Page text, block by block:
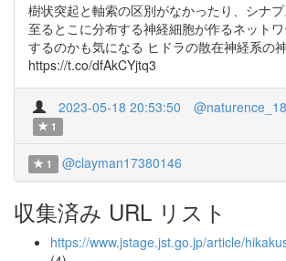
樹状突起と軸索の区別がなかったり、シナ
至るとこに分布する神経細胞が作るネット
するのかも気になる ヒドラの散在神経系の
https://t.co/dfAkCYjtq3
2023-05-18 20:53:50
1
1 @clayman17380146
収集済み URL リスト
https://www.jstage.jst.go.jp/article/